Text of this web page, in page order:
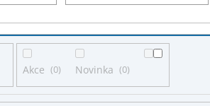
Akce 0 Novinka 0